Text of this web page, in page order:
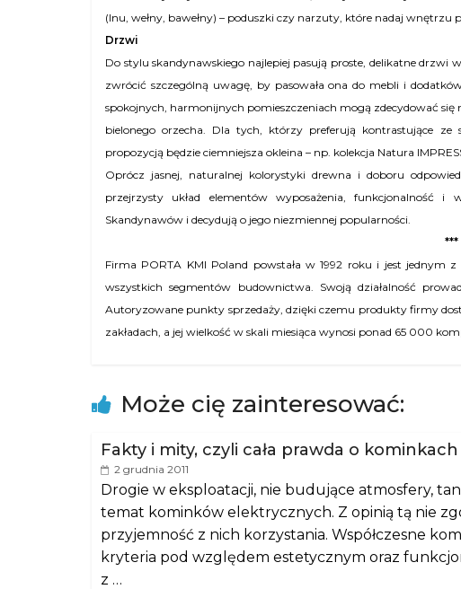
(lnu, wełny, bawełny) – poduszki czy narzuty, które nadaj wnętrzu
Drzwi
Do stylu skandynawskiego najlepiej pasują proste, delikatne drzwi
zwrócić szczególną uwagę, by pasowała ona do mebli i
spokojnych, harmonijnych pomieszczeniach mogą zdecydować
bielonego orzecha. Dla tych, którzy preferują kontrastujące
propozycją będzie ciemniejsza okleina – np. kolekcja Natura
Oprócz jasnej, naturalnej kolorystyki drewna i doboru
przejrzysty układ elementów wyposażenia, funkcjonalność
Skandynawów i decydują o jego niezmiennej popularności.
***
Firma PORTA KMI Poland powstała w 1992 roku i jest jednym
wszystkich segmentów budownictwa. Swoją działalność
Autoryzowane punkty sprzedaży, dzięki czemu produkty firmy
zakładach, a jej wielkość w skali miesiąca wynosi ponad 65 000
Może cię zainteresować:
Fakty i mity, czyli cała prawda o
2 grudnia 2011
Drogie w eksploatacji, nie budujące atmosfery,
temat kominków elektrycznych. Z opinią tą nie
przyjemność z nich korzystania. Współczesne
kryteria pod względem estetycznym oraz
z …